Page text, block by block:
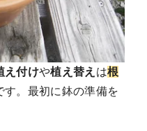
え付けや植え替え は根
す。最初に鉢の準備を